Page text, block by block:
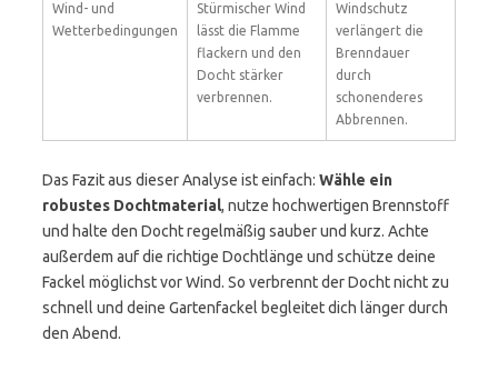
Wind- und
Wetterbedingungen
Stürmischer Wind
lässt die Flamme
flackern und den
Docht stärker
verbrennen.
Windschutz
verlängert die
Brenndauer
durch
schonenderes
Abbrennen.
Das Fazit aus dieser Analyse ist einfach: Wähle ein
robustes Dochtmaterial, nutze hochwertigen Brennstoff
und halte den Docht regelmäßig sauber und kurz. Achte
außerdem auf die richtige Dochtlänge und schütze deine
Fackel möglichst vor Wind. So verbrennt der Docht nicht zu
schnell und deine Gartenfackel begleitet dich länger durch
den Abend.